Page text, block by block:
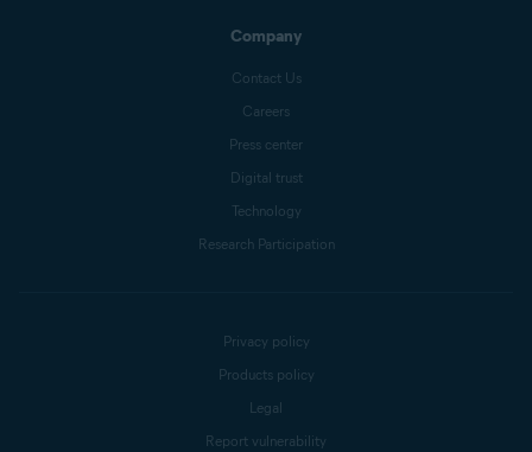
Company
Contact Us
Careers
Press center
Digital trust
Technology
Research Participation
Privacy policy
Products policy
Legal
Report vulnerability